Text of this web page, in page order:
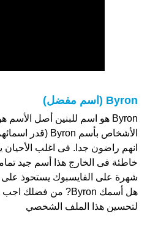
Byron (اسم مفضل)
انهم راضون جدا. فى اغلب
شهرة على الفايسبوك يستحوذ على 941
هل أسمك Byron? من فضلك اجب على
لتحسين هذا الملف الشخصي